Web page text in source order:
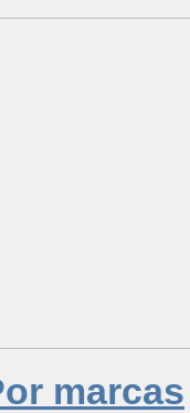
marcas